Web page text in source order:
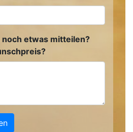
noch etwas mitteilen?